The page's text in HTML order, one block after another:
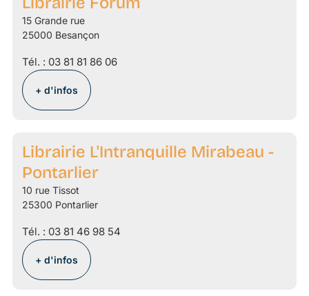
15 Grande rue
25000 Besançon
Tél. : 03 81 81 86 06
+ d'infos
Librairie L'Intranquille Mirabeau -
Pontarlier
10 rue Tissot
25300 Pontarlier
Tél. : 03 81 46 98 54
+ d'infos